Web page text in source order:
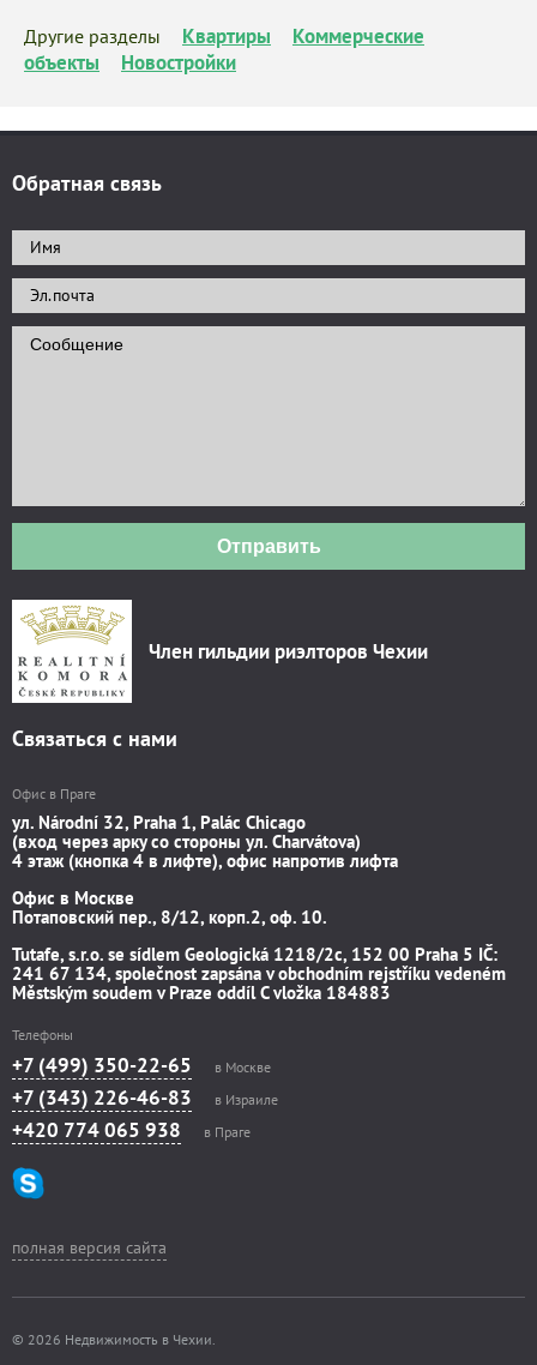
Другие разделы Квартиры
Коммерческие
объекты
Новостройки
Обратная связь
Отправить
Член гильдии риэлторов Чехии
Связаться с нами
Офис в Праге
ул. Národní 32, Praha 1, Palác Chicago
(вход через арку со стороны ул. Charvátova)
4 этаж (кнопка 4 в лифте), офис напротив лифта
Офис в Москве
Потаповский пер., 8/12, корп.2, оф. 10.
Tutafe, s.r.o. se sídlem Geologická 1218/2c, 152 00 Praha 5 IČ:
241 67 134, společnost zapsána v obchodním rejstříku vedeném
Městským soudem v Praze oddíl C vložka 184883
Телефоны
+7 (499) 350-22-65 в Москве
+7 (343) 226-46-83 в Израиле
+420 774 065 938 в Праге
полная версия сайта
© 2026 Недвижимость в Чехии.